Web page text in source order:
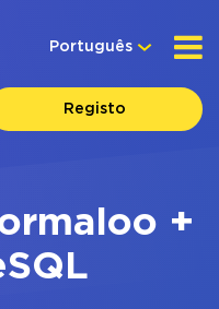
Português
Registo
+